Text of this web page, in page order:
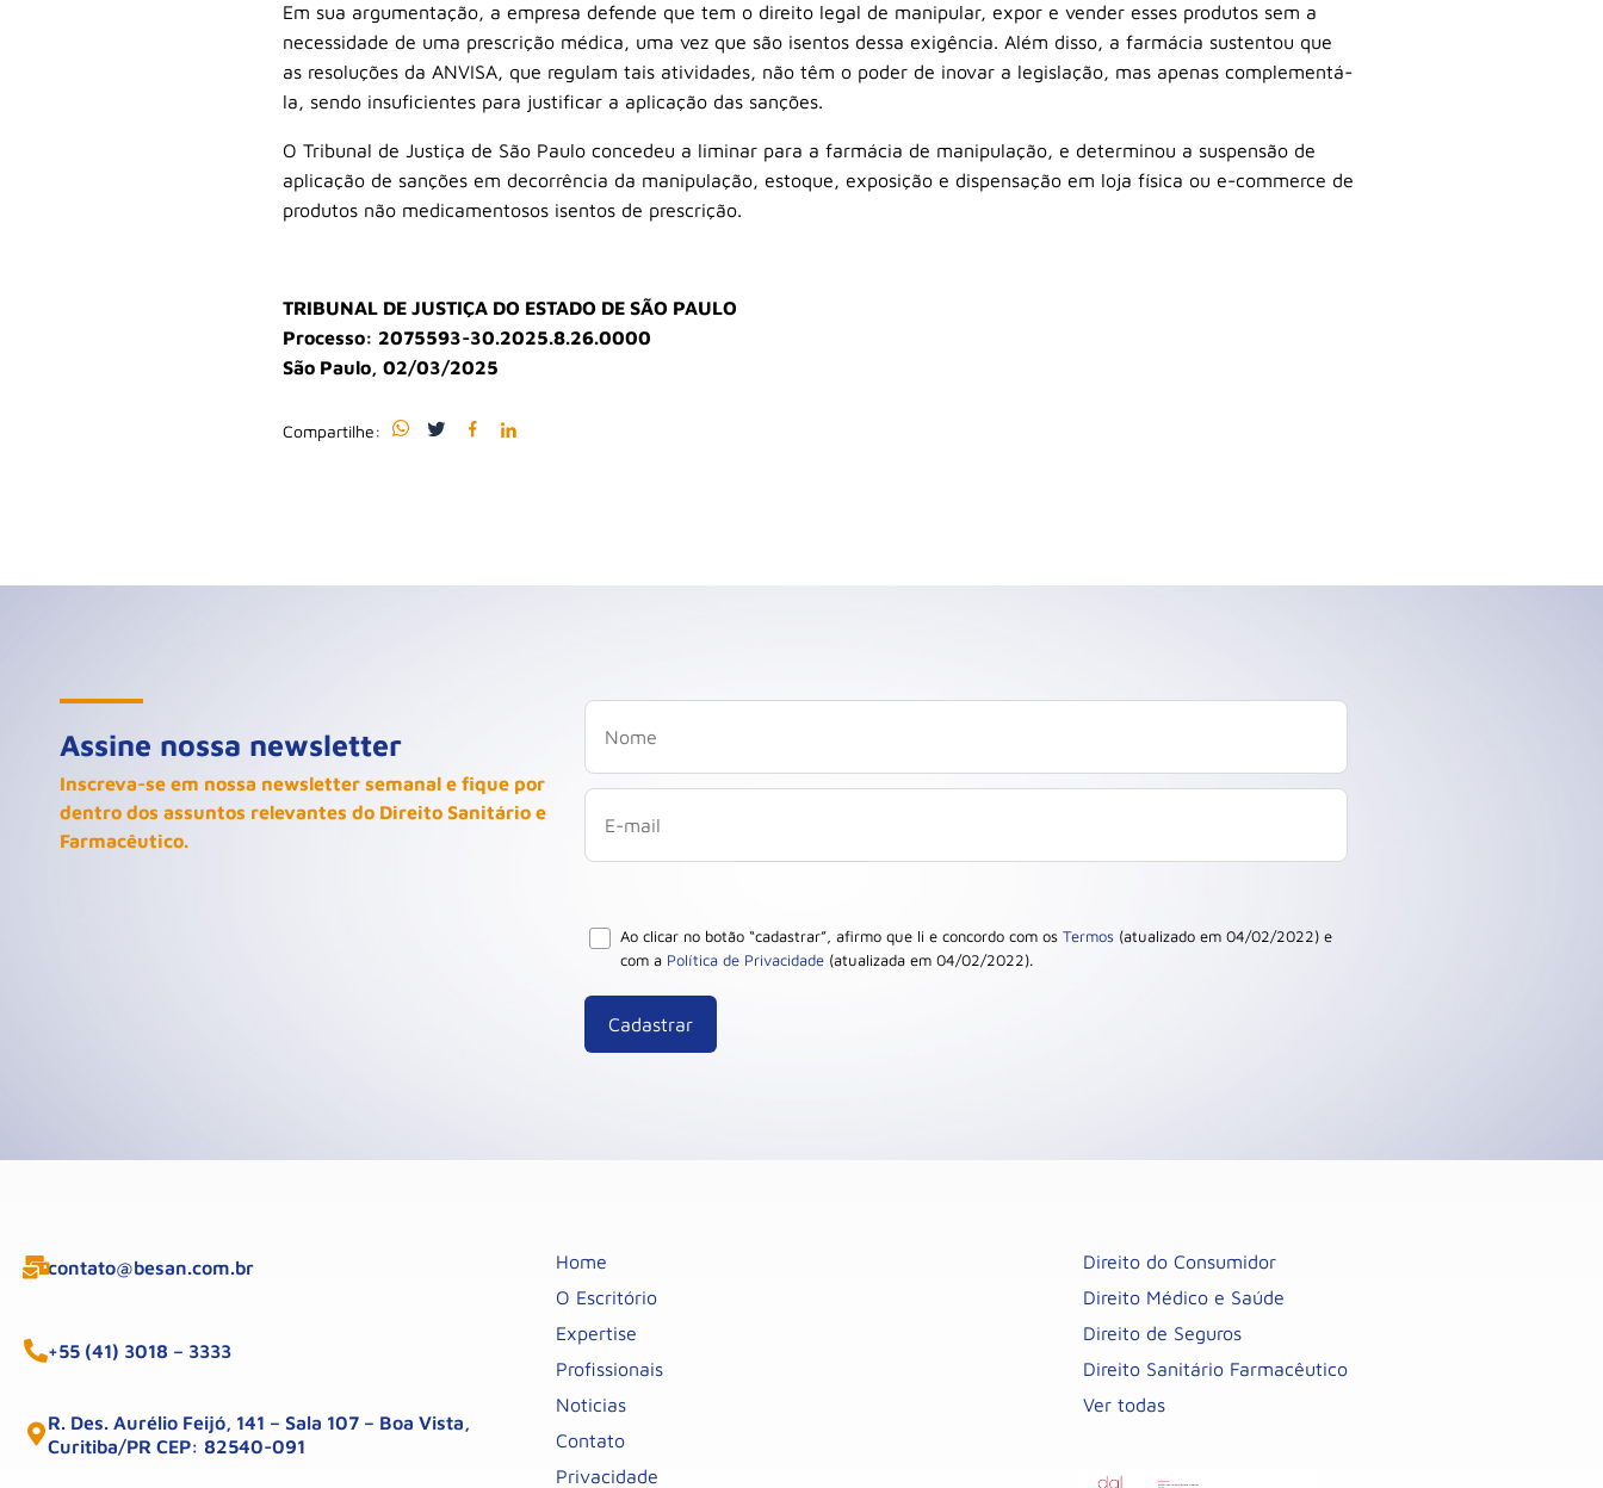
Em sua argumentação, a empresa defende que tem o direito legal de manipular, expor e vender esses produtos sem a
necessidade de uma prescrição médica, uma vez que são isentos dessa exigência. Além disso, a farmácia sustentou que
as resoluções da ANVISA, que regulam tais atividades, não têm o poder de inovar a legislação, mas apenas complementá-
la, sendo insuficientes para justificar a aplicação das sanções.
O Tribunal de Justiça de São Paulo concedeu a liminar para a farmácia de manipulação, e determinou a suspensão de
aplicação de sanções em decorrência da manipulação, estoque, exposição e dispensação em loja física ou e-commerce de
produtos não medicamentosos isentos de prescrição.
TRIBUNAL DE JUSTIÇA DO ESTADO DE SÃO PAULO
Processo: 2075593-30.2025.8.26.0000
São Paulo, 02/03/2025
Compartilhe:
Assine nossa newsletter
Inscreva-se em nossa newsletter semanal e fique por
dentro dos assuntos relevantes do Direito Sanitário e
Farmacêutico.
Ao clicar no botão “cadastrar”, afirmo que li e concordo com os Termos (atualizado em 04/02/2022) e
com a Política de Privacidade (atualizada em 04/02/2022).
contato@besan.com.br
+55 (41) 3018 – 3333
R. Des. Aurélio Feijó, 141 – Sala 107 – Boa Vista,
Curitiba/PR CEP: 82540-091
Home
O Escritório
Expertise
Profissionais
Noticias
Contato
Privacidade
Direito do Consumidor
Direito Médico e Saúde
Direito de Seguros
Direito Sanitário Farmacêutico
Ver todas